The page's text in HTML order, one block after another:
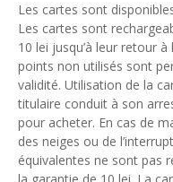
Les cartes sont
Les cartes sont
10 lei jusqu’à leur retour
points non utilisés sont
validité. Utilisation de la
titulaire conduit à son
pour acheter. En cas de
des neiges ou de
équivalentes ne sont pas